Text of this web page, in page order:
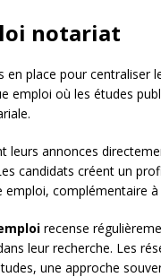
notariat
en place pour
où les études
annonces
candidats créent un
emploi, complémentaire
recense
leur recherche. Les
une approche